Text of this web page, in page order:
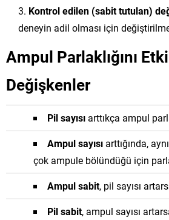
Kontrol edilen (sabit tutulan)
deneyin adil olması için
Ampul Parlaklığını
Değişkenler
Pil sayısı arttıkça ampul
Ampul sayısı arttığında,
çok ampule bölündüğü için
Ampul sabit, pil sayısı
Pil sabit, ampul sayısı